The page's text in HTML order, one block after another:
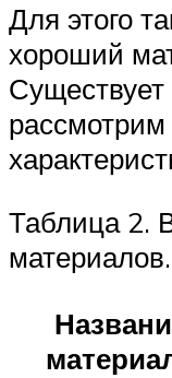
Для этого
хороший
Существует
рассмотрим
Таблица 2.
материалов.